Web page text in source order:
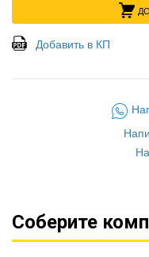
Добавить в КП
Соберите